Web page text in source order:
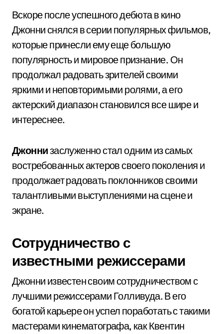
Вскоре после успешного дебюта в кино
Джонни снялся в серии популярных фильмов,
которые принесли ему еще большую
популярность и мировое признание. Он
продолжал радовать зрителей своими
яркими и неповторимыми ролями, а его
актерский диапазон становился все шире и
интереснее.
Джоннизаслуженно стал одним из самых
востребованных актеров своего поколения и
продолжает радовать поклонников своими
талантливыми выступлениями на сцене и
экране.
Сотрудничество с
известными режиссерами
Джонни известен своим сотрудничеством с
лучшими режиссерами Голливуда. В его
богатой карьере он успел поработать с такими
мастерами кинематографа, как Квентин